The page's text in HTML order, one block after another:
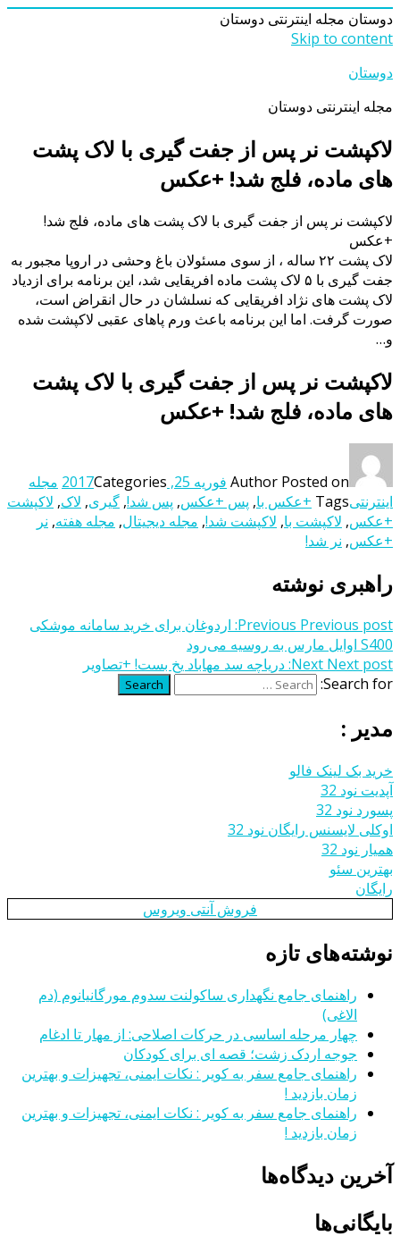
دوستان مجله اینترنتی دوستان
Skip to content
دوستان
مجله اینترنتی دوستان
لاکپشت نر پس از جفت گیری با لاک پشت
های ماده، فلج شد! +عکس
لاکپشت نر پس از جفت گیری با لاک پشت های ماده، فلج شد!
+عکس
لاک پشت ۲۲ ساله ، از سوی مسئولان باغ وحشی در اروپا مجبور به
جفت گیری با ۵ لاک پشت ماده افریقایی شد، این برنامه برای ازدیاد
لاک پشت های نژاد افریقایی که نسلشان در حال انقراض است،
صورت گرفت. اما این برنامه باعث ورم پاهای عقبی لاکپشت شده
و…
لاکپشت نر پس از جفت گیری با لاک پشت
های ماده، فلج شد! +عکس
Author Posted on فوریه 25, 2017 Categories
مجله
اینترنتیTags +عکس با, پس +عکس, پس شد!, گیری, لاک, لاکپشت
+عکس, لاکپشت با, لاکپشت شد!, مجله دیجیتال, مجله هفته, نر
+عکس, نر شد!
راهبری نوشته
Previous Previous post:
اردوغان برای خرید سامانه موشکی
S400 اوایل مارس به روسیه می‌رود
Next Next post:
دریاچه سد مهاباد یخ بست! +تصاویر
Search for:
Search
مدیر :
خرید بک لینک فالو
آپدیت نود 32
پسورد نود 32
اوکلی لایسنس رایگان نود 32
همیار نود 32
بهترین سئو
رایگان
فروش آنتی ویروس
نوشته‌های تازه
راهنمای جامع نگهداری ساکولنت سدوم مورگانیانوم (دم
الاغی)
چهار مرحله اساسی در حرکات اصلاحی: از مهار تا ادغام
جوجه اردک زشت؛ قصه ای برای کودکان
راهنمای جامع سفر به کویر : نکات ایمنی، تجهیزات و بهترین
زمان بازدید !
راهنمای جامع سفر به کویر : نکات ایمنی، تجهیزات و بهترین
زمان بازدید !
آخرین دیدگاه‌ها
بایگانی‌ها